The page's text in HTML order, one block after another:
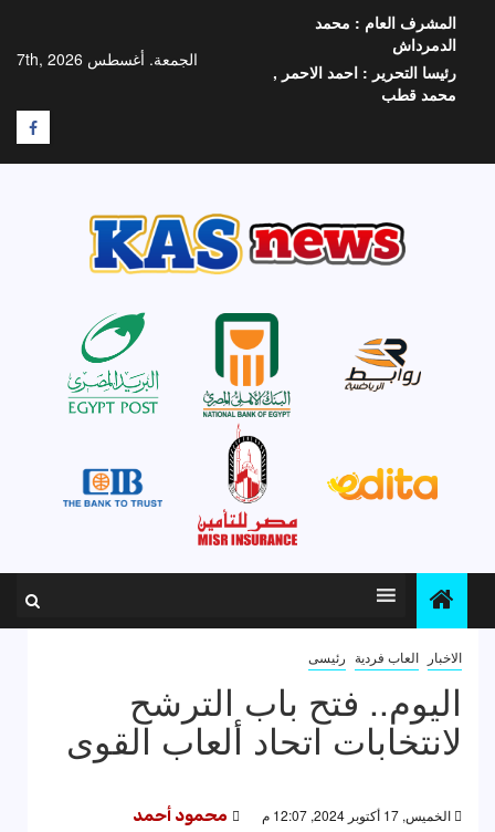
المحتوى
الجمعة. أغسطس 7th, 2026
المشرف العام : محمد
الدمرداش
رئيسا التحرير : احمد الاحمر ,
محمد قطب
F
الاخبار العاب فردية رئيسى
اليوم.. فتح باب الترشح
لانتخابات اتحاد ألعاب القوى
الخميس, 17 أكتوبر 2024, 12:07 م محمود أحمد